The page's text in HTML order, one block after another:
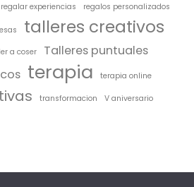
regalar experiencias regalos personalizados
talleres creativos
a coser
Talleres puntuales
terapia terapia online
transformacion V aniversario